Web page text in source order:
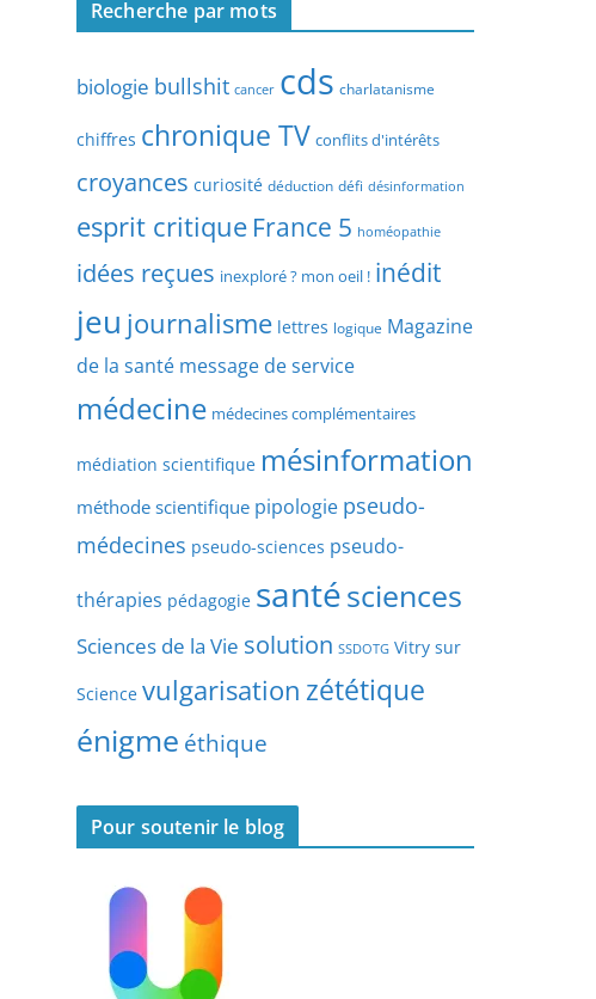
e
a
t
y
e
d
a
r
i
e
s
r
h
p
a
d
a
t
e
Recherche par mots
biologie bullshit cancer cds charlatanisme
chiffres chronique TV conflits d'intérêts
croyances curiosité déduction défi désinformation
esprit critique France 5 homéopathie
idées reçues inexploré ? mon oeil ! inédit
jeu journalisme lettres logique Magazine
de la santé message de service
médecine médecines complémentaires
médiation scientifique mésinformation
méthode scientifique pipologie pseudo-
médecines pseudo-sciences pseudo-
thérapies pédagogie santésciences
Sciences de la Vie solution SSDOTG Vitry sur
Science vulgarisation zététique
énigme éthique
Pour soutenir le blog